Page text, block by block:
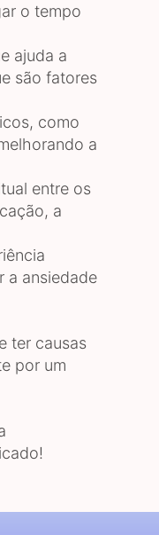
o tempo
ajuda a
são fatores
como
a
entre os
a
a ansiedade
ter causas
por um